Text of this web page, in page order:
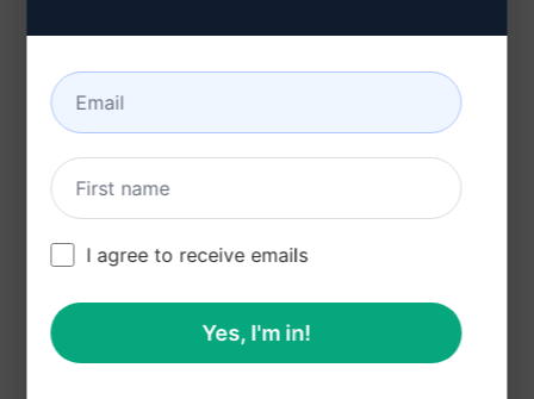
SEO 전략에 부합하는 콘텐츠를 제공하여 온라인
시장에서의 비즈니스 성과를 향상시킵니다.
이점:
SEO 최적화된 콘텐츠를 작성하여 온라인 가시성을
향상시킵니다.
사용자가 제공한 세부사항을 바탕으로 맞춤형 콘텐
I agree to receive emails
Yes, I'm in!